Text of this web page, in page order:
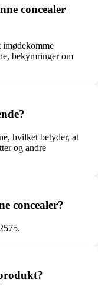
concealer
imødekomme
bekymringer om
hvilket betyder, at
og andre
concealer?